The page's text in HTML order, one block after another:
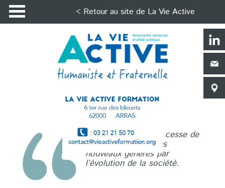
< Retour au site de La Vie Active
La Vie Active n’a de cesse de
répondre aux besoins
nouveaux générés par
l’évolution de la société.